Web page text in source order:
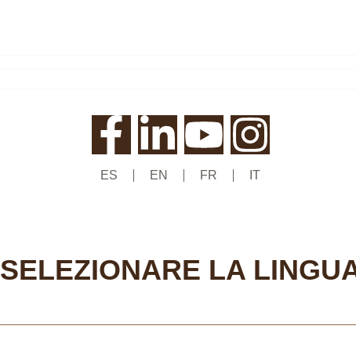
ES EN FR IT
SELEZIONARE LA